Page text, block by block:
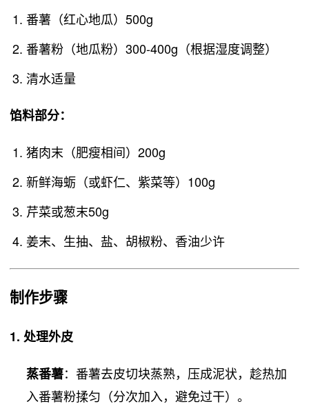
番薯（红心地瓜）500g
番薯粉（地瓜粉）300-400g（根据湿度调整）
清水适量
馅料部分：
猪肉末（肥瘦相间）200g
新鲜海蛎（或虾仁、紫菜等）100g
芹菜或葱末50g
姜末、生抽、盐、胡椒粉、香油少许
制作步骤
1. 处理外皮
蒸番薯：番薯去皮切块蒸熟，压成泥状，趁热加
入番薯粉揉匀（分次加入，避免过干）。